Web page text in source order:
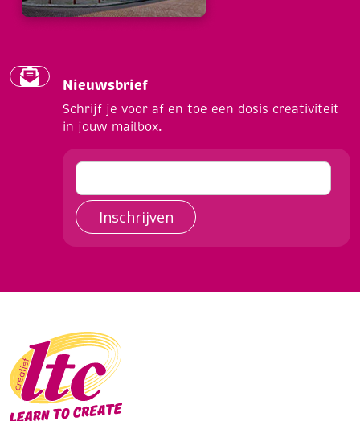
Nieuwsbrief
Schrijf je voor af en toe een dosis creativiteit
in jouw mailbox.
Inschrijven